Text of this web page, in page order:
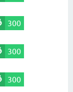
300
300
300